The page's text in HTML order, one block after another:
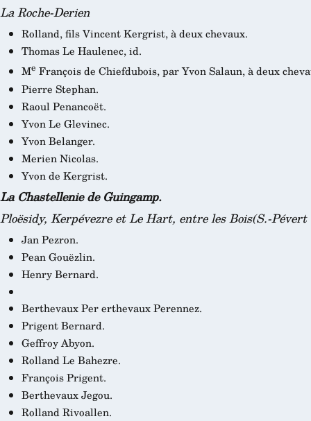
La Roche-Derien
Rolland, fils Vincent Kergrist, à deux chevaux.
Thomas Le Haulenec, id.
Me François de Chiefdubois, par Yvon Salaun, à deux
Pierre Stephan.
Raoul Penancoët.
Yvon Le Glevinec.
Yvon Belanger.
Merien Nicolas.
Yvon de Kergrist.
La Chastellenie de Guingamp.
Ploësidy, Kerpévezre et Le Hart, entre les Bois(S.-
Jan Pezron.
Pean Gouëzlin.
Henry Bernard.
Berthevaux Pererthevaux Perennez.
Prigent Bernard.
Geffroy Abyon.
Rolland Le Bahezre.
François Prigent.
Berthevaux Jegou.
Rolland Rivoallen.